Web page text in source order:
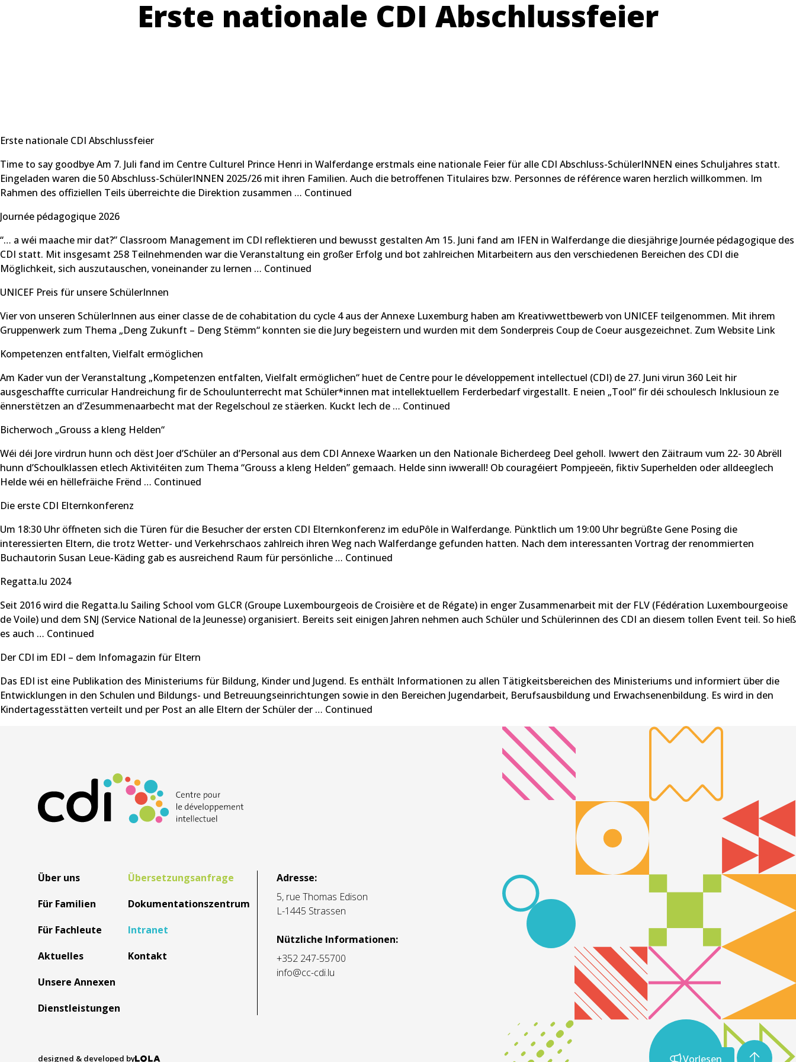
Vorlesen
Erste nationale CDI Abschlussfeier
Erste nationale CDI Abschlussfeier
Time to say goodbye Am 7. Juli fand im Centre Culturel Prince Henri in Walferdange erstmals eine nationale Feier für alle CDI Abschluss-SchülerINNEN eines Schuljahres statt.
Eingeladen waren die 50 Abschluss-SchülerINNEN 2025/26 mit ihren Familien. Auch die betroffenen Titulaires bzw. Personnes de référence waren herzlich willkommen. Im
Rahmen des offiziellen Teils überreichte die Direktion zusammen … Continued
Journée pédagogique 2026
“… a wéi maache mir dat?” Classroom Management im CDI reflektieren und bewusst gestalten Am 15. Juni fand am IFEN in Walferdange die diesjährige Journée pédagogique des
CDI statt. Mit insgesamt 258 Teilnehmenden war die Veranstaltung ein großer Erfolg und bot zahlreichen Mitarbeitern aus den verschiedenen Bereichen des CDI die
Möglichkeit, sich auszutauschen, voneinander zu lernen … Continued
UNICEF Preis für unsere SchülerInnen
Vier von unseren SchülerInnen aus einer classe de de cohabitation du cycle 4 aus der Annexe Luxemburg haben am Kreativwettbewerb von UNICEF teilgenommen. Mit ihrem
Gruppenwerk zum Thema „Deng Zukunft – Deng Stëmm“ konnten sie die Jury begeistern und wurden mit dem Sonderpreis Coup de Coeur ausgezeichnet. Zum Website Link
Kompetenzen entfalten, Vielfalt ermöglichen
Am Kader vun der Veranstaltung „Kompetenzen entfalten, Vielfalt ermöglichen“ huet de Centre pour le développement intellectuel (CDI) de 27. Juni virun 360 Leit hir
ausgeschaffte curricular Handreichung fir de Schoulunterrecht mat Schüler*innen mat intellektuellem Ferderbedarf virgestallt. E neien „Tool“ fir déi schoulesch Inklusioun ze
ënnerstëtzen an d’Zesummenaarbecht mat der Regelschoul ze stäerken. Kuckt Iech de … Continued
Bicherwoch „Grouss a kleng Helden“
Wéi déi Jore virdrun hunn och dëst Joer d’Schüler an d’Personal aus dem CDI Annexe Waarken un den Nationale Bicherdeeg Deel geholl. Iwwert den Zäitraum vum 22- 30 Abrëll
hunn d’Schoulklassen etlech Aktivitéiten zum Thema “Grouss a kleng Helden” gemaach. Helde sinn iwwerall! Ob couragéiert Pompjeeën, fiktiv Superhelden oder alldeeglech
Helde wéi en hëllefräiche Frënd … Continued
Die erste CDI Elternkonferenz
Um 18:30 Uhr öffneten sich die Türen für die Besucher der ersten CDI Elternkonferenz im eduPôle in Walferdange. Pünktlich um 19:00 Uhr begrüßte Gene Posing die
interessierten Eltern, die trotz Wetter- und Verkehrschaos zahlreich ihren Weg nach Walferdange gefunden hatten. Nach dem interessanten Vortrag der renommierten
Buchautorin Susan Leue-Käding gab es ausreichend Raum für persönliche … Continued
Regatta.lu 2024
Seit 2016 wird die Regatta.lu Sailing School vom GLCR (Groupe Luxembourgeois de Croisière et de Régate) in enger Zusammenarbeit mit der FLV (Fédération Luxembourgeoise
de Voile) und dem SNJ (Service National de la Jeunesse) organisiert. Bereits seit einigen Jahren nehmen auch Schüler und Schülerinnen des CDI an diesem tollen Event teil. So hieß
es auch … Continued
Der CDI im EDI – dem Infomagazin für Eltern
Das EDI ist eine Publikation des Ministeriums für Bildung, Kinder und Jugend. Es enthält Informationen zu allen Tätigkeitsbereichen des Ministeriums und informiert über die
Entwicklungen in den Schulen und Bildungs- und Betreuungseinrichtungen sowie in den Bereichen Jugendarbeit, Berufsausbildung und Erwachsenenbildung. Es wird in den
Kindertagesstätten verteilt und per Post an alle Eltern der Schüler der … Continued
Über uns
Für Familien
Für Fachleute
Aktuelles
Unsere Annexen
Dienstleistungen
Übersetzungsanfrage
Dokumentationszentrum
Intranet
Kontakt
Adresse:
5, rue Thomas Edison
L-1445 Strassen
Nützliche Informationen:
+352 247-55700
info@cc-cdi.lu
designed & developed by